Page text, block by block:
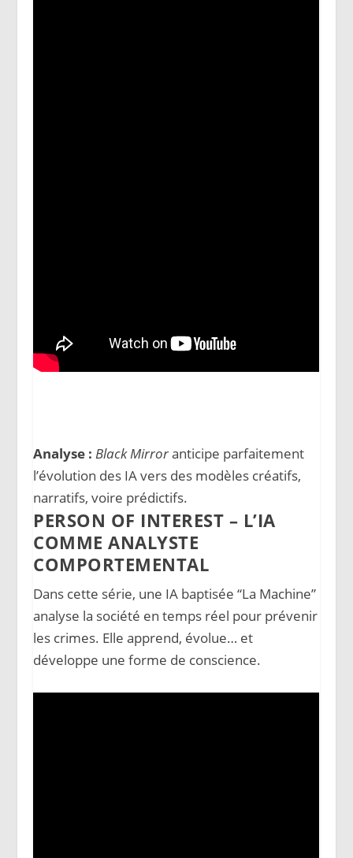
Analyse : Black Mirroranticipe parfaitement
l’évolution des IA vers des modèles créatifs,
narratifs, voire prédictifs.
PERSON OF INTEREST – L’IA
COMME ANALYSTE
COMPORTEMENTAL
Dans cette série, une IA baptisée “La Machine”
analyse la société en temps réel pour prévenir
les crimes. Elle apprend, évolue… et
développe une forme de conscience.